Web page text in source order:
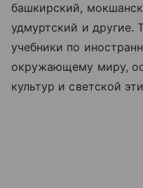
башкирский,
удмуртский и другие.
учебники по
окружающему миру,
культур и светской